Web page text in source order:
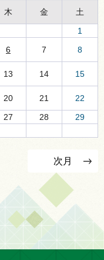
木 金
土
1
6 7 8
13 14 15
20 21
22
27 28
29
次月